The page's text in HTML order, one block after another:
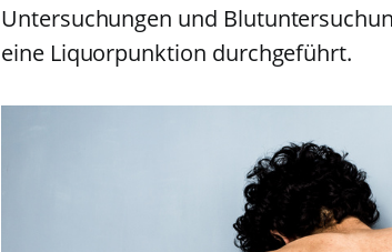
Untersuchungen und
eine Liquorpunktion durchgeführt.